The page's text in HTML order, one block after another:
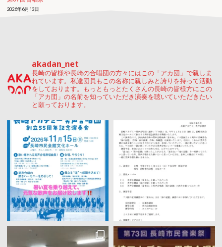
2026年6月13日
akadan_net
長崎の皆様や長崎の合唱団の方々にはこの「アカ団」で親しま
れています。私達団員もこの名称に親しみと誇りを持って活動
をしております。もっともっとたくさんの長崎の皆様方にこの
「アカ団」の名前を知っていただき演奏を聴いていただきたい
と願っております。